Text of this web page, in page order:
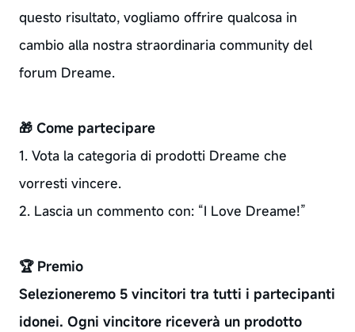
questo risultato, vogliamo offrire qualcosa in
cambio alla nostra straordinaria community del
forum Dreame.
🎁 Come partecipare
1. Vota la categoria di prodotti Dreame che
vorresti vincere.
2. Lascia un commento con: “I Love Dreame!”
🏆 Premio
Selezioneremo 5 vincitori tra tutti i partecipanti
idonei. Ogni vincitore riceverà un prodotto